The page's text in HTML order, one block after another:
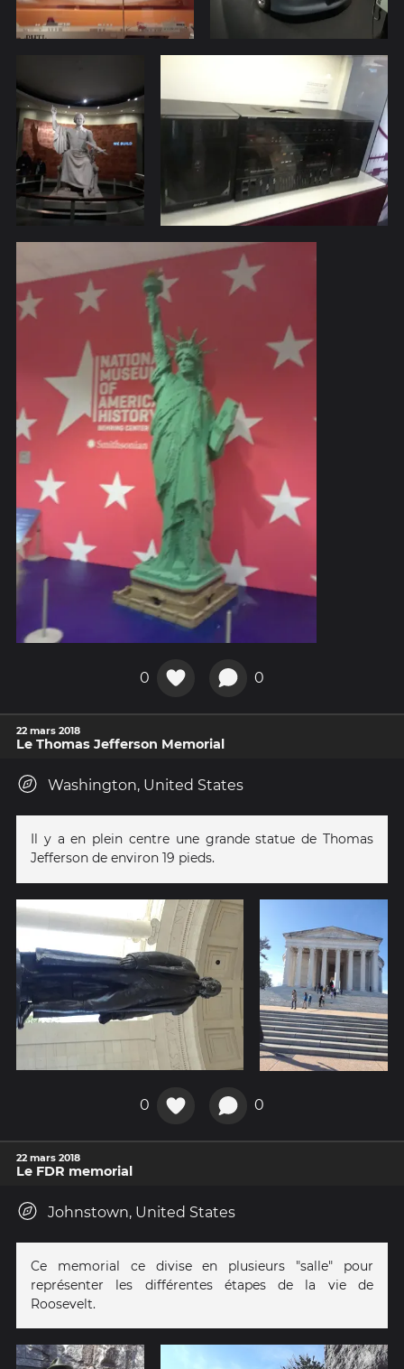
0 0
22 mars 2018
Le Thomas Jefferson Memorial
Washington, United States
Il y a en plein centre une grande statue de Thomas
Jefferson de environ 19 pieds.
0 0
22 mars 2018
Le FDR memorial
Johnstown, United States
Ce memorial ce divise en plusieurs "salle" pour
représenter les différentes étapes de la vie de
Roosevelt.